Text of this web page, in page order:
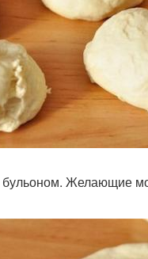
Желающие